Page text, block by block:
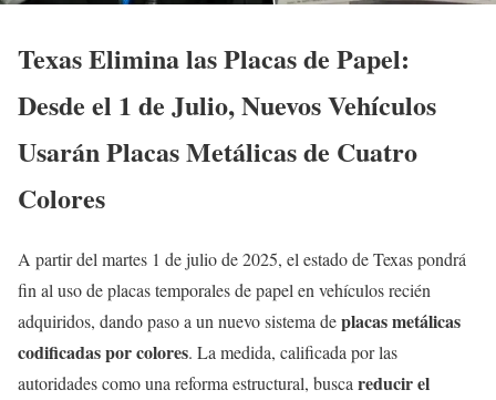
Texas Elimina las Placas de Papel:
Desde el 1 de Julio, Nuevos Vehículos
Usarán Placas Metálicas de Cuatro
Colores
A partir del martes 1 de julio de 2025, el estado de Texas pondrá
fin al uso de placas temporales de papel en vehículos recién
adquiridos, dando paso a un nuevo sistema deplacas metálicas
codificadas por colores. La medida, calificada por las
autoridades como una reforma estructural, busca reducir el